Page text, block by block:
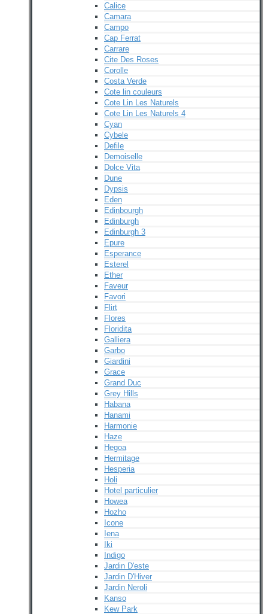
Calice
Camara
Campo
Cap Ferrat
Carrare
Cite Des Roses
Corolle
Costa Verde
Cote lin couleurs
Cote Lin Les Naturels
Cote Lin Les Naturels 4
Cyan
Cybele
Defile
Demoiselle
Dolce Vita
Dune
Dypsis
Eden
Edinbourgh
Edinburgh
Edinburgh 3
Epure
Esperance
Esterel
Ether
Faveur
Favori
Flirt
Flores
Floridita
Galliera
Garbo
Giardini
Grace
Grand Duc
Grey Hills
Habana
Hanami
Harmonie
Haze
Hegoa
Hermitage
Hesperia
Holi
Hotel particulier
Howea
Hozho
Icone
Iena
Iki
Indigo
Jardin D'este
Jardin D'Hiver
Jardin Neroli
Kanso
Kew Park